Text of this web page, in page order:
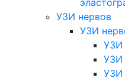
УЗИ нервов
УЗИ
УЗИ
УЗИ
УЗИ